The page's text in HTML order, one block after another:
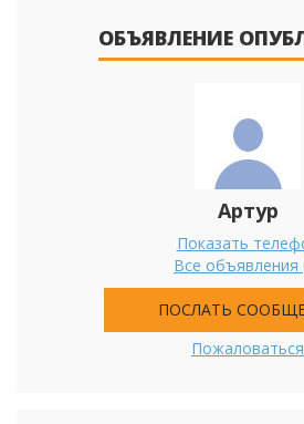
ОБЪЯВЛЕНИЕ
Артур
Показать
Все объявления
ПОСЛАТЬ
Пожаловаться